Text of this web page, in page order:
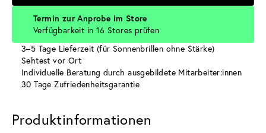
Termin zur Anprobe im Store
Verfügbarkeit in 16 Stores prüfen
3–5 Tage Lieferzeit (für Sonnenbrillen ohne Stärke)
Sehtest vor Ort
Individuelle Beratung durch ausgebildete Mitarbeiter:innen
30 Tage Zufriedenheitsgarantie
Produktinformationen